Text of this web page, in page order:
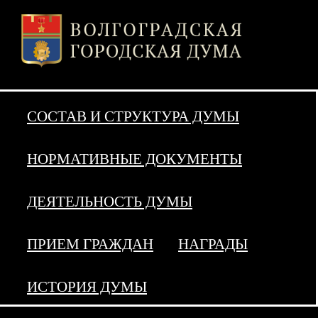
СОСТАВ И СТРУКТУРА ДУМЫ
НОРМАТИВНЫЕ ДОКУМЕНТЫ
ДЕЯТЕЛЬНОСТЬ ДУМЫ
ПРИЕМ ГРАЖДАН НАГРАДЫ
ИСТОРИЯ ДУМЫ